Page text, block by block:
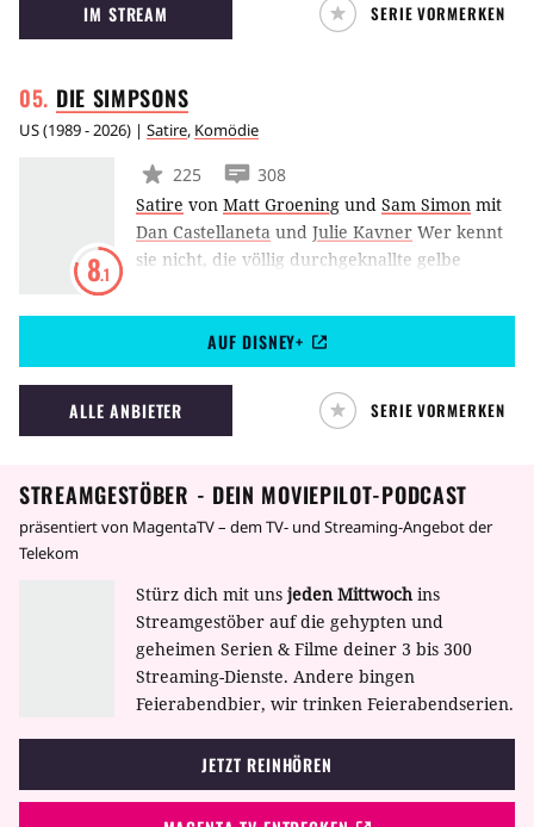
Ärzte von ihrem bösartigen Chef Dr. Kelso und
dem hinterhältigen Hausmeister geplagt. Doch
– auch ihr Privatleben gerät immer wieder in
Turbulenzen.
IM STREAM SERIE VORMERKEN
DIE SIMPSONS
US(1989 - 2026) | Satire, Komödie
8.1
225
308
Satire von Matt Groening und Sam Simon mit
Dan Castellaneta und Julie Kavner Wer kennt
sie nicht, die völlig durchgeknallte gelbe
Homer, der Herr des Hauses, ist eine mehr als
fragwürdige Sicherheitskraft im örtlichen
Atomkraftwerk von Mr. Burns. Zusammen mit
seiner Frau Marge und den Kindern Bart, Lisa
und der kleinen Maggie erleben sie seit 1989
AUF DISNEY+
ALLE ANBIETER SERIE VORMERKEN
STREAMGESTÖBER - DEIN MOVIEPILOT-PODCAST
präsentiert von MagentaTV – dem TV- und Streaming-Angebot der
Telekom
Stürz dich mit uns jeden Mittwoch ins
Streamgestöber auf die gehypten und
geheimen Serien & Filme deiner 3 bis 300
Streaming-Dienste. Andere bingen
Feierabendbier, wir trinken Feierabendserien.
JETZT REINHÖREN